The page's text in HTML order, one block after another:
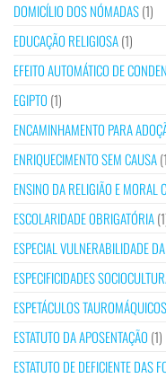
DOMICÍLIO DOS NÓMADAS(1)
EDUCAÇÃO RELIGIOSA(1)
EFEITO AUTOMÁTICO DE
EGIPTO (1)
ENCAMINHAMENTO PARA
ENRIQUECIMENTO SEM CAUSA
ENSINO DA RELIGIÃO E MORAL
ESCOLARIDADE OBRIGATÓRIA
ESPECIAL VULNERABILIDADE
ESPECIFICIDADES
ESPETÁCULOS TAUROMÁQUICOS
ESTATUTO DA APOSENTAÇÃO (1)
ESTATUTO DE DEFICIENTE DAS